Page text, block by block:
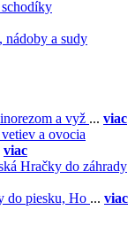
nádoby a sudy
a vyž ... viac
a ovocia
viac
Hračky do záhrady
do piesku, Ho ... viac